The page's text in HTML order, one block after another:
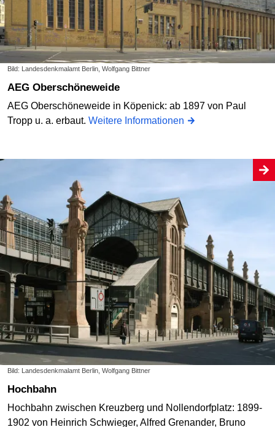
Bild: Landesdenkmalamt Berlin, Wolfgang Bittner
AEG Oberschöneweide
AEG Oberschöneweide in Köpenick: ab 1897 von Paul
Tropp u. a. erbaut. Weitere Informationen
Bild: Landesdenkmalamt Berlin, Wolfgang Bittner
Hochbahn
Hochbahn zwischen Kreuzberg und Nollendorfplatz: 1899-
1902 von Heinrich Schwieger, Alfred Grenander, Bruno